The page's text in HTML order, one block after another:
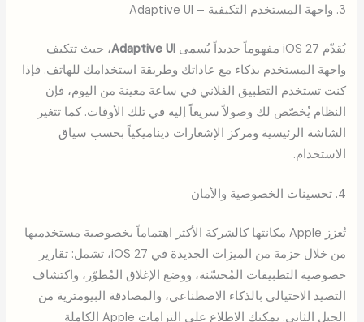
3. واجهة المستخدم التكيفية – Adaptive UI
يُقدّم iOS 27 مفهوماً جديداً يُسمى Adaptive UI، حيث تتكيف
واجهة المستخدم بذكاء مع عاداتك وطريقة استخدامك للهاتف. فإذا
كنت تستخدم التطبيق الفلاني في ساعة معينة من اليوم، فإن
النظام يُخصّص لك وصولاً سريعاً إليه في تلك الأوقات. كما تتغير
الشاشة الرئيسية ومركز الإشعارات ديناميكياً بحسب سياق
الاستخدام.
4. تحسينات الخصوصية والأمان
تُعزز Apple مكانتها كالشركة الأكثر اهتماماً بخصوصية مستخدميها
من خلال حزمة من الميزات الجديدة في iOS 27، تشمل: تقارير
خصوصية التطبيقات المُحسّنة، ووضع الإغلاق المُطوّر، واكتشاف
التصيد الاحتيالي بالذكاء الاصطناعي، والمصادقة البيومترية من
الجيل الثاني. يمكنك الاطلاع على التزامات Apple الكاملة